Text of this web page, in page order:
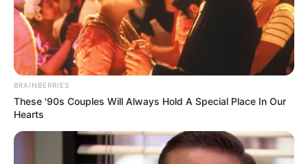
BRAINBERRIES
These '90s Couples Will Always Hold A Special Place In Our
Hearts